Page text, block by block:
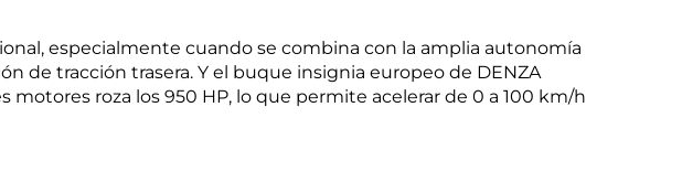
especialmente cuando se combina con la amplia autonomía
de tracción trasera. Y el buque insignia europeo de DENZA
roza los 950 HP, lo que permite acelerar de 0 a 100 km/h